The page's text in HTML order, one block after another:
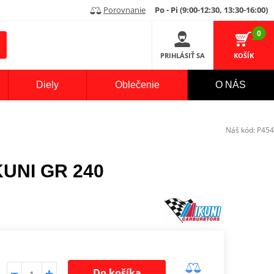
Porovnanie Po - Pi (9:00-12:30, 13:30-16:00)
PRIHLÁSIŤ SA
0
KOŠÍK
Diely Oblečenie O NÁS
GR 240
Náš kód: P454